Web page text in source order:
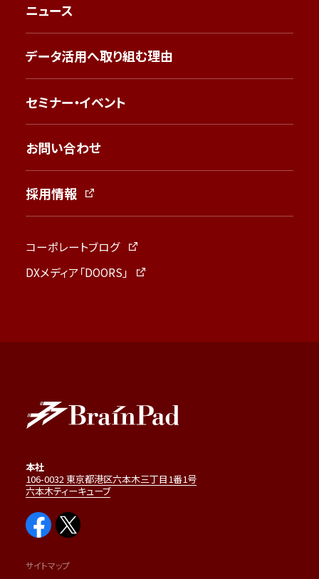
ニュース
データ活用へ取り組む理由
セミナー・イベント
お問い合わせ
採用情報
コーポレートブログ
DXメディア「DOORS」
本社
106-0032 東京都港区六本木三丁目1番1号
六本木ティーキューブ
サイトマップ